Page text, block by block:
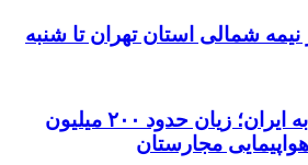
نیمه شمالی استان تهران تا شنبه
پیامدهای تجاوز به ایران؛ زیان حدود ۲۰۰ میلیون
مجارستان